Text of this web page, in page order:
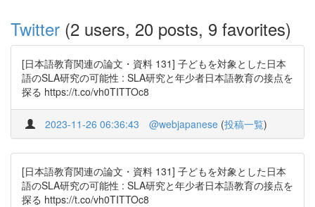
Twitter (2 users, 20 posts, 9 favorites)
[日本語教育関連の論文・資料 131] 子どもを対象とした日本
語のSLA研究の可能性 : SLA研究と年少者日本語教育の接点を
探る https://t.co/vh0TITTOc8
2023-11-26 06:36:43 @webjapanese (投稿一覧)
[日本語教育関連の論文・資料 131] 子どもを対象とした日本
語のSLA研究の可能性 : SLA研究と年少者日本語教育の接点を
探る https://t.co/vh0TITTOc8